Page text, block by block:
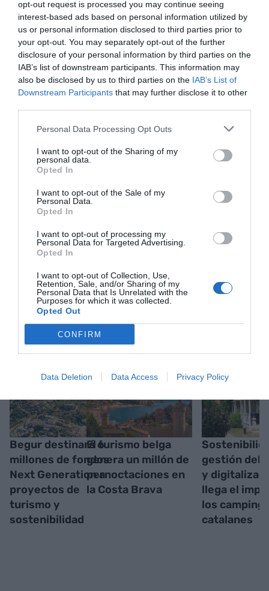
opt-out request is processed you may continue seeing
interest-based ads based on personal information utilized by
us or personal information disclosed to third parties prior to
your opt-out. You may separately opt-out of the further
disclosure of your personal information by third parties on the
IAB’s list of downstream participants. This information may
also be disclosed by us to third parties on the IAB’s List of
Downstream Participants that may further disclose it to other
Personal Data Processing Opt Outs
I want to opt-out of the Sharing of my
personal data.
Opted In
I want to opt-out of the Sale of my
Personal Data.
Opted In
I want to opt-out of processing my
Personal Data for Targeted Advertising.
Opted In
I want to opt-out of Collection, Use,
Retention, Sale, and/or Sharing of my
Personal Data that Is Unrelated with the
Purposes for which it was collected.
Opted Out
CONFIRM
Data Deletion Data Access Privacy Policy
usuarios internacionales, un 13,6% más que en
septiembre de 2022 y un 0,2% por debajo del
mismo mes de 2019. Catalunya fue el segundo
destino donde más gasto total realizaron los
turistas extranjeros en septiembre, por detrás de
las Islas Baleares (2.509 millones de euros, un
19,4% más que 2022).
AñadirVIA Empresacomo fuente preferida
de Google de forma gratuita
Mantente informado con las últimas noticias de
ACTIVAR AHORA
RELACIONADAS
Begur destinará 6
millones de fondos
Next Generation a
proyectos de
turismo y
sostenibilidad
El turismo belga
genera un millón de
pernoctaciones en
la Costa Brava
gestión del
y
llega el
los
catalanes